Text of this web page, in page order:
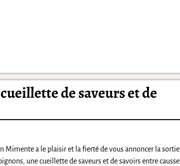
de saveurs et de
Mimente a le plaisir et la fierté de vous annoncer la sortie
une cueillette de saveurs et de savoirs entre causse